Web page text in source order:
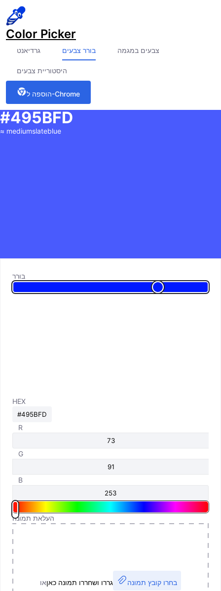
Color Picker
גרדיאנט בורר צבעים צבעים במגמה
היסטוריית צבעים
הוספה ל-Chrome
#495BFD
≈ mediumslateblue
בורר
HEX
R
G
B
העלאת תמונה
גררו ושחררו תמונה כאןאו בחרו קובץ תמונה